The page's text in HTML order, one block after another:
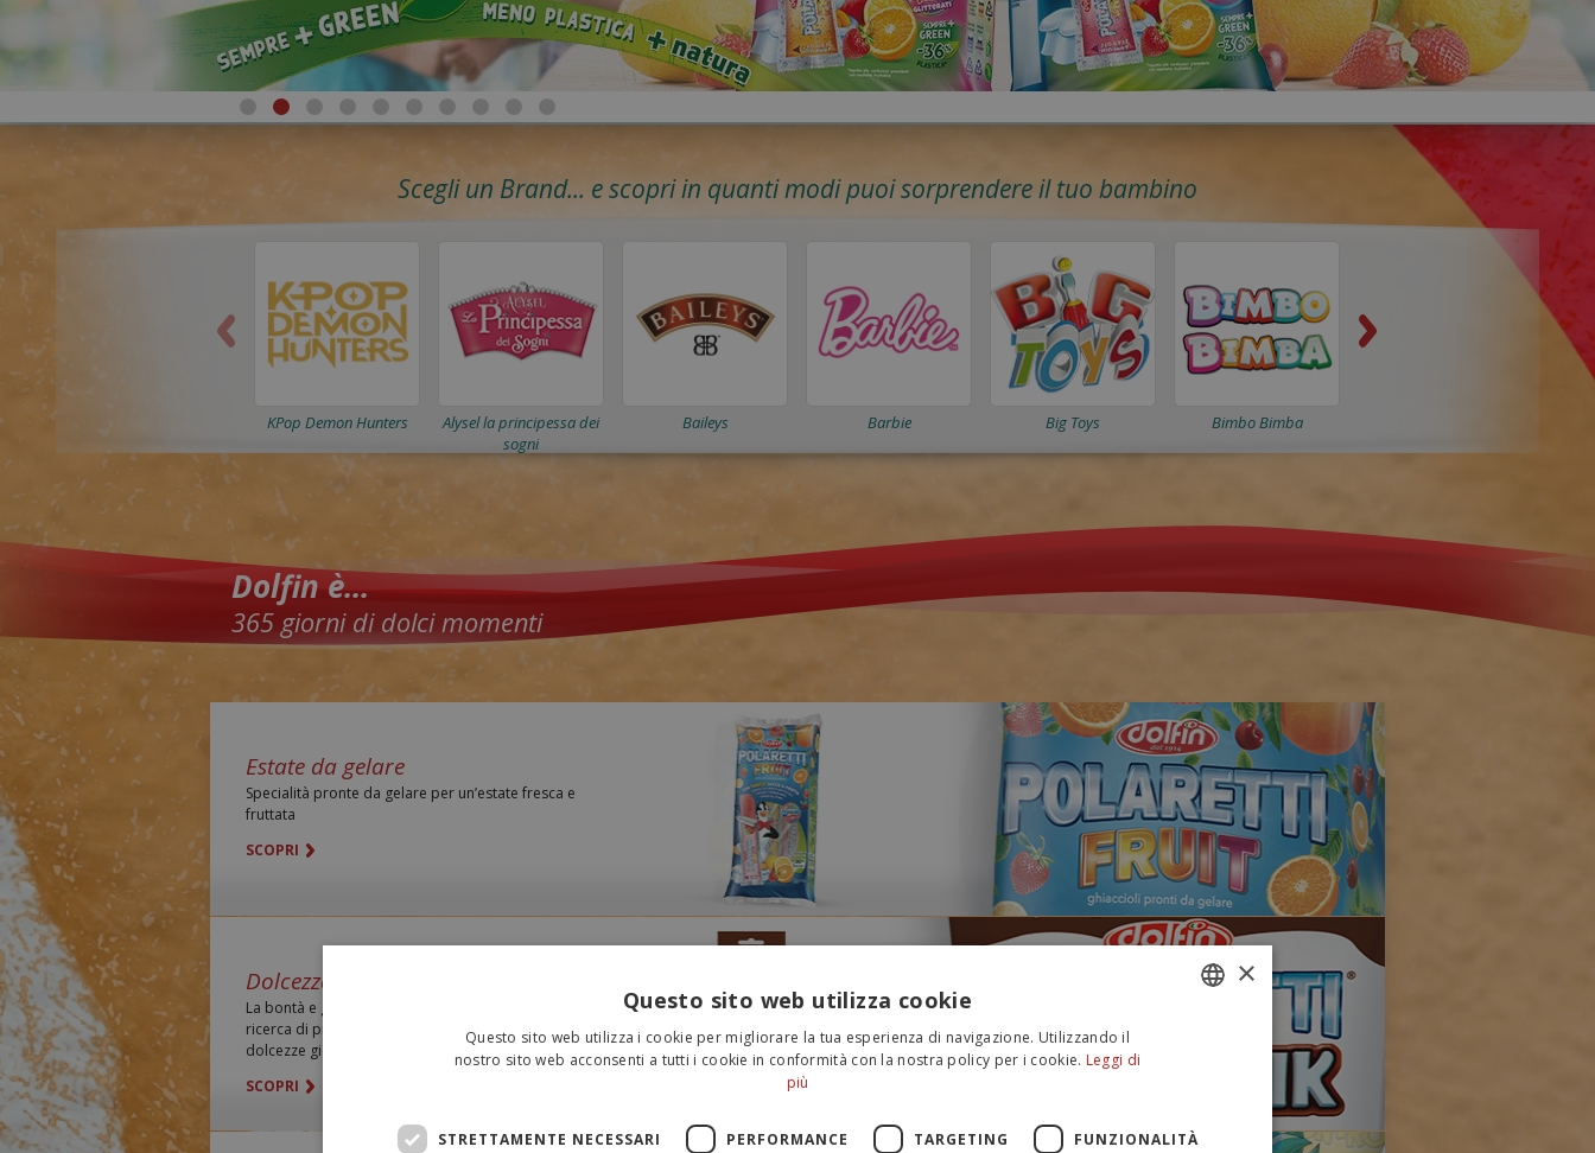
Scegli un Brand... e scopri in quanti modi puoi sorprendere il tuo bambino
KPop Demon Hunters
Alysel la principessa dei
sogni
Baileys Barbie Big Toys Bimbo Bimba
Dolfin è...
365 giorni di dolci momenti
Estate da gelare
Specialità pronte da gelare per un’estate fresca e
fruttata
SCOPRI
Dolcezze per tutto l’anno
La bontà e genuinità delle materie prime unite alla
ricerca di proposte innovative ti regalano un anno di
dolcezze giocose
SCOPRI
×
Questo sito web utilizza cookie
Questo sito web utilizza i cookie per migliorare la tua esperienza di navigazione. Utilizzando il
nostro sito web acconsenti a tutti i cookie in conformità con la nostra policy per i cookie. Leggi di
più
STRETTAMENTE NECESSARI PERFORMANCE TARGETING FUNZIONALITÀ